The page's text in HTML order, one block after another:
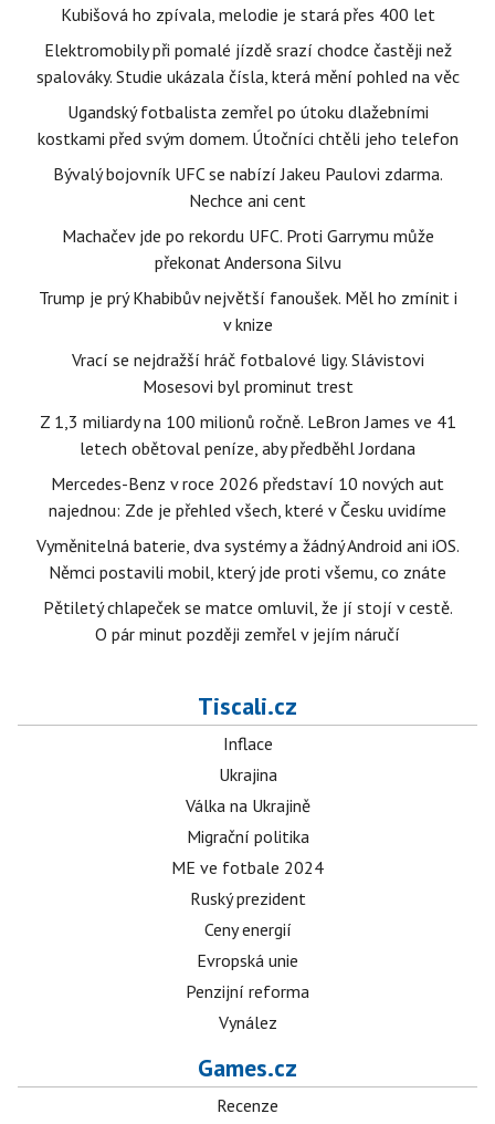
Kubišová ho zpívala, melodie je stará přes 400 let
Elektromobily při pomalé jízdě srazí chodce častěji než
spalováky. Studie ukázala čísla, která mění pohled na věc
Ugandský fotbalista zemřel po útoku dlažebními
kostkami před svým domem. Útočníci chtěli jeho telefon
Bývalý bojovník UFC se nabízí Jakeu Paulovi zdarma.
Nechce ani cent
Machačev jde po rekordu UFC. Proti Garrymu může
překonat Andersona Silvu
Trump je prý Khabibův největší fanoušek. Měl ho zmínit i
v knize
Vrací se nejdražší hráč fotbalové ligy. Slávistovi
Mosesovi byl prominut trest
Z 1,3 miliardy na 100 milionů ročně. LeBron James ve 41
letech obětoval peníze, aby předběhl Jordana
Mercedes-Benz v roce 2026 představí 10 nových aut
najednou: Zde je přehled všech, které v Česku uvidíme
Vyměnitelná baterie, dva systémy a žádný Android ani iOS.
Němci postavili mobil, který jde proti všemu, co znáte
Pětiletý chlapeček se matce omluvil, že jí stojí v cestě.
O pár minut později zemřel v jejím náručí
Tiscali.cz
Inflace
Ukrajina
Válka na Ukrajině
Migrační politika
ME ve fotbale 2024
Ruský prezident
Ceny energií
Evropská unie
Penzijní reforma
Vynález
Games.cz
Recenze